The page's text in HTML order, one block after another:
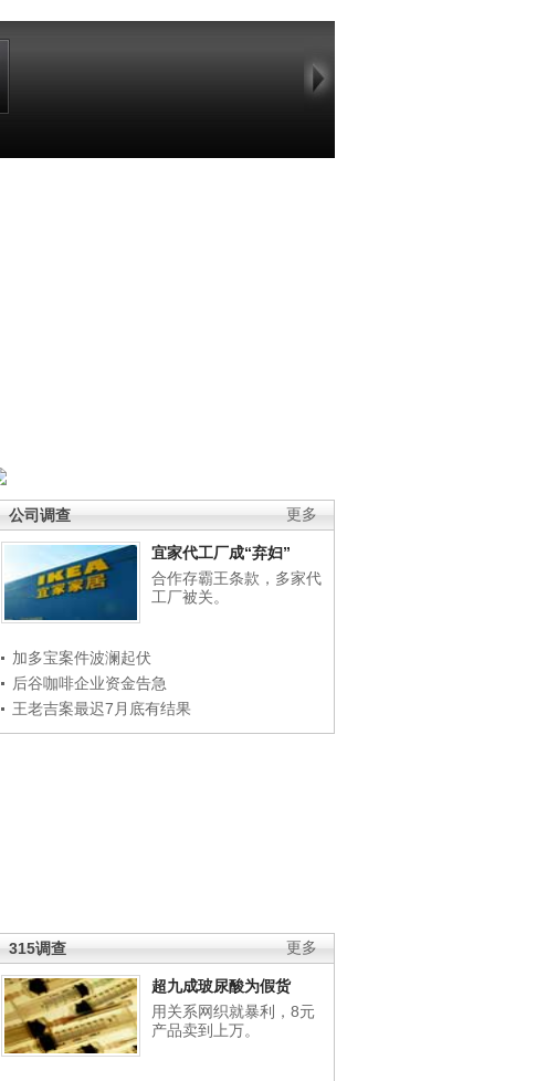
更多
公司调查
宜家代工厂成“弃妇”
合作存霸王条款，多家代
工厂被关。
加多宝案件波澜起伏
后谷咖啡企业资金告急
王老吉案最迟7月底有结果
更多
315调查
超九成玻尿酸为假货
用关系网织就暴利，8元
产品卖到上万。